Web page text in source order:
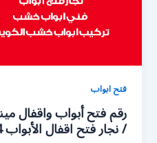
فتح ابواب
/ نجار فتح اقفال الأبواب 24 ساعة